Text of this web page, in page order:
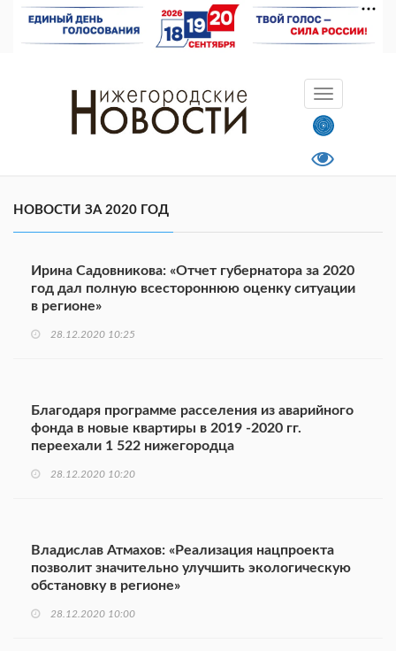
НОВОСТИ ЗА 2020 ГОД
Ирина Садовникова: «Отчет губернатора за 2020
год дал полную всестороннюю оценку ситуации
в регионе»
28.12.2020 10:25
Благодаря программе расселения из аварийного
фонда в новые квартиры в 2019 -2020 гг.
переехали 1 522 нижегородца
28.12.2020 10:20
Владислав Атмахов: «Реализация нацпроекта
позволит значительно улучшить экологическую
обстановку в регионе»
28.12.2020 10:00